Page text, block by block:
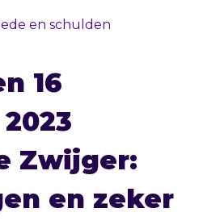
en schulden
16
Zwijger:
en zeker